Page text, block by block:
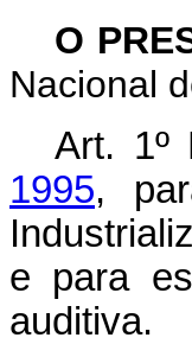
O
Nacional
Art. 1º
1995,
e para
auditiva.